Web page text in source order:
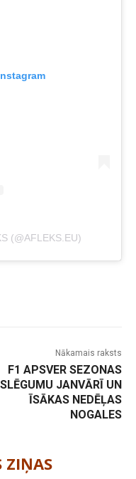
(@AFLEKS.EU)
Nākamais raksts
F1 APSVER SEZONAS
JANVĀRĪ UN
ĪSĀKAS NEDĒĻAS
NOGALES
ZIŅAS